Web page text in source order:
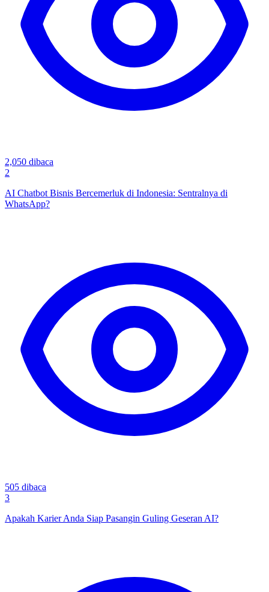
2,050 dibaca
2
AI Chatbot Bisnis Bercemerluk di Indonesia: Sentralnya di
WhatsApp?
505 dibaca
3
Apakah Karier Anda Siap Pasangin Guling Geseran AI?